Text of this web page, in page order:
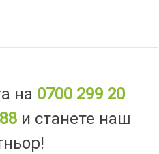
на 0700 299 20
и станете наш